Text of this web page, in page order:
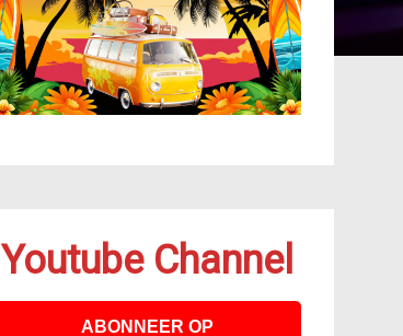
Youtube Channel
ABONNEER OP